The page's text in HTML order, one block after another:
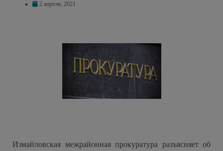
2 апреля, 2021
Измайловская межрайонная прокуратура разъясняет об